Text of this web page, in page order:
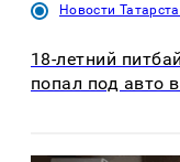
Новости
18-летний
попал под авто